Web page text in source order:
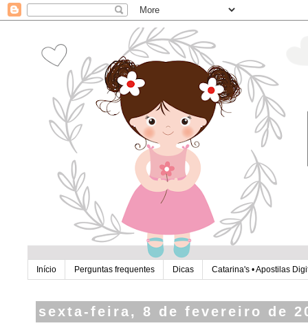
Início Perguntas frequentes Dicas Catarina's • Apostilas
sexta-feira, 8 de fevereiro de